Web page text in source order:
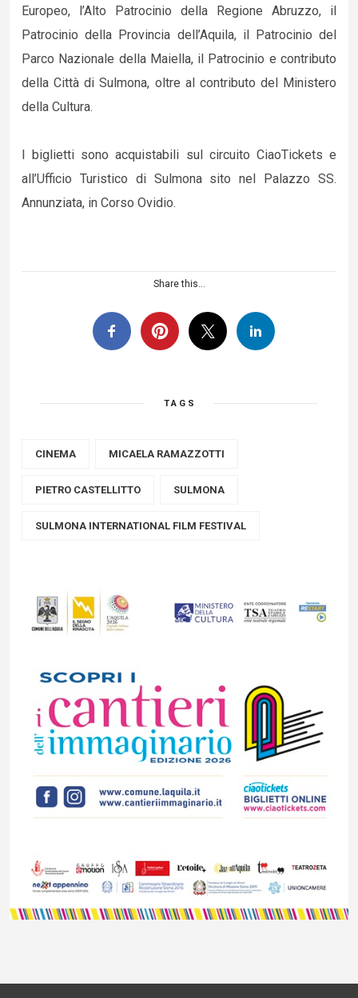
Europeo, l’Alto Patrocinio della Regione Abruzzo, il
Patrocinio della Provincia dell’Aquila, il Patrocinio del
Parco Nazionale della Maiella, il Patrocinio e contributo
della Città di Sulmona, oltre al contributo del Ministero
della Cultura.
I biglietti sono acquistabili sul circuito CiaoTickets e
all’Ufficio Turistico di Sulmona sito nel Palazzo SS.
Annunziata, in Corso Ovidio.
Share this...
TAGS
CINEMA MICAELA RAMAZZOTTI
PIETRO CASTELLITTO SULMONA
SULMONA INTERNATIONAL FILM FESTIVAL